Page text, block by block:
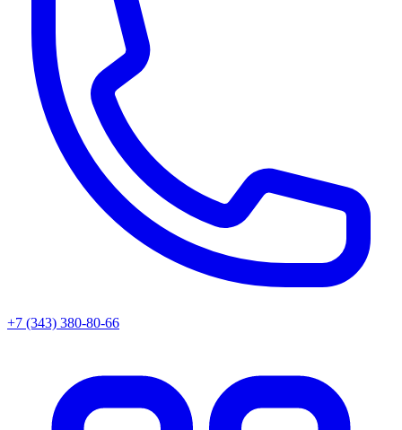
+7 (343) 380-80-66